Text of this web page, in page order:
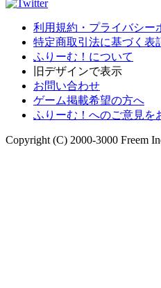
利用規約・プライバシー
特定商取引法に基づく表
ふりーむ！について
旧デザインで表示
お問い合わせ
ゲーム掲載希望の方へ
ふりーむ！へのご意見を
Copyright (C) 2000-3000 Freem